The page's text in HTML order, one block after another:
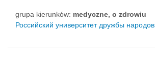
grupa kierunków: medyczne, o zdrowiu
Российский университет дружбы народов